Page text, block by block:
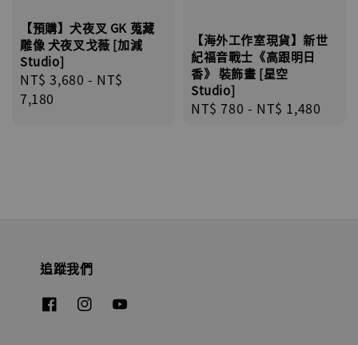
【預購】犬夜叉 GK 蒐藏
雕像 犬夜叉戈薇 [加減
Studio]
Regular
price
NT$ 3,680 - NT$
7,180
【海外工作室現貨】新世
紀福音戰士《高跟明日
香》 裝飾畫 [星空
Studio]
Regular
NT$ 780 - NT$ 1,480
追蹤我們